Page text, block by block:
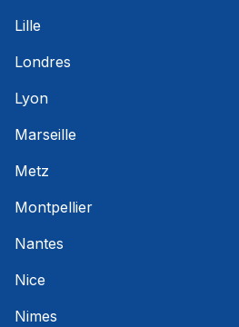
Lille
Londres
Lyon
Marseille
Metz
Montpellier
Nantes
Nice
Nimes